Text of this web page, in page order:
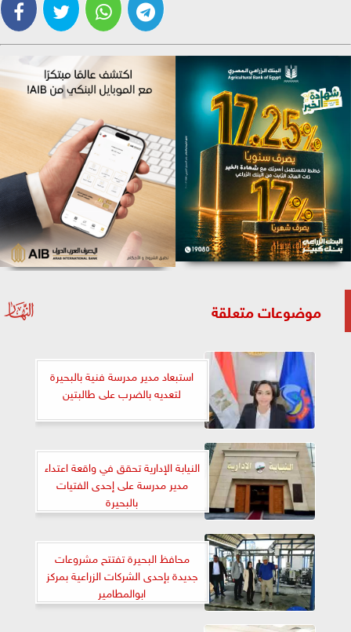
موضوعات متعلقة
استبعاد مدير مدرسة فنية بالبحيرة
لتعديه بالضرب على طالبتين
النيابة الإدارية تحقق في واقعة اعتداء
مدير مدرسة على إحدى الفتيات
بالبحيرة
محافظ البحيرة تفتتح مشروعات
جديدة بإحدى الشركات الزراعية بمركز
ابوالمطامير